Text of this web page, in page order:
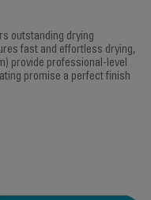
outstanding drying
fast and effortless drying,
provide professional-level
promise a perfect finish